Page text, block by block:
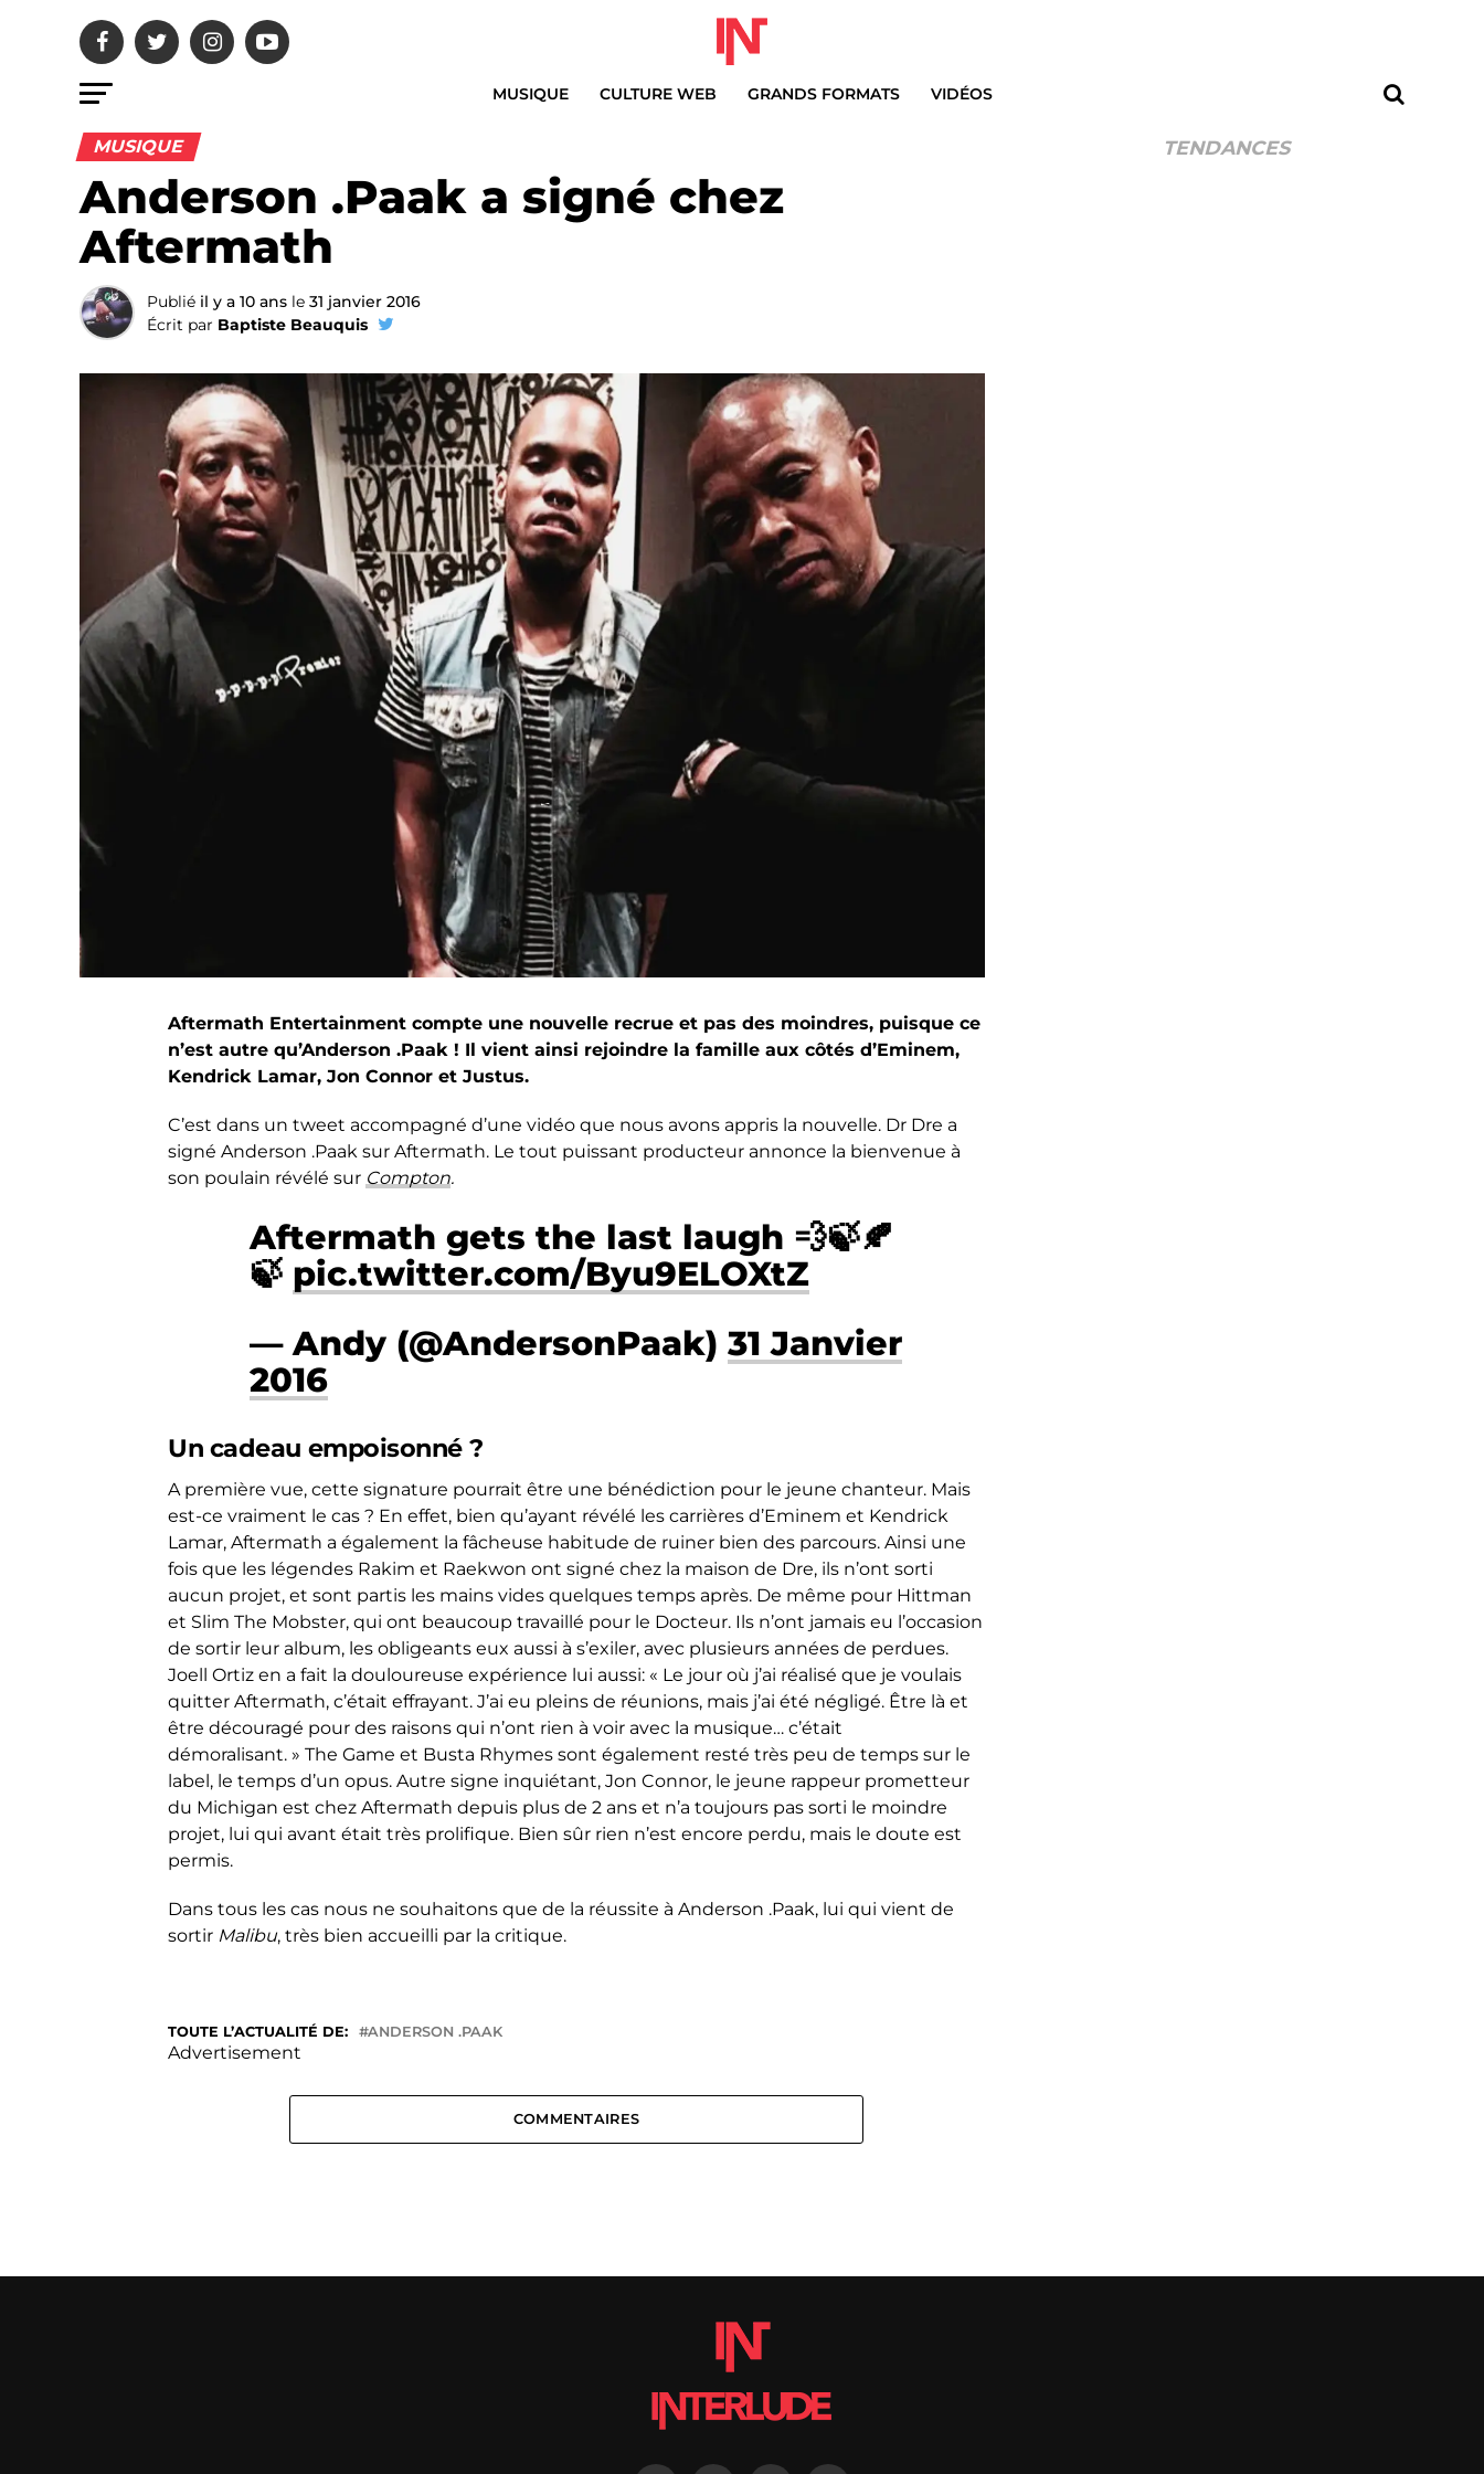
MUSIQUE CULTURE WEB GRANDS FORMATS VIDÉOS
MUSIQUE
Anderson .Paak a signé chez
Aftermath
Publié il y a 10 ans le 31 janvier 2016
Écrit par Baptiste Beauquis
Aftermath Entertainment compte une nouvelle recrue et pas des moindres, puisque ce
n’est autre qu’Anderson .Paak ! Il vient ainsi rejoindre la famille aux côtés d’Eminem,
Kendrick Lamar, Jon Connor et Justus.
C’est dans un tweet accompagné d’une vidéo que nous avons appris la nouvelle. Dr Dre a
signé Anderson .Paak sur Aftermath. Le tout puissant producteur annonce la bienvenue à
son poulain révélé sur Compton.
Aftermath gets the last laugh 💨🍃🍂
🍃 pic.twitter.com/Byu9ELOXtZ
— Andy (@AndersonPaak) 31 Janvier
2016
Un cadeau empoisonné ?
A première vue, cette signature pourrait être une bénédiction pour le jeune chanteur. Mais
est-ce vraiment le cas ? En effet, bien qu’ayant révélé les carrières d’Eminem et Kendrick
Lamar, Aftermath a également la fâcheuse habitude de ruiner bien des parcours. Ainsi une
fois que les légendes Rakim et Raekwon ont signé chez la maison de Dre, ils n’ont sorti
aucun projet, et sont partis les mains vides quelques temps après. De même pour Hittman
et Slim The Mobster, qui ont beaucoup travaillé pour le Docteur. Ils n’ont jamais eu l’occasion
de sortir leur album, les obligeants eux aussi à s’exiler, avec plusieurs années de perdues.
Joell Ortiz en a fait la douloureuse expérience lui aussi: « Le jour où j’ai réalisé que je voulais
quitter Aftermath, c’était effrayant. J’ai eu pleins de réunions, mais j’ai été négligé. Être là et
être découragé pour des raisons qui n’ont rien à voir avec la musique… c’était
démoralisant. » The Game et Busta Rhymes sont également resté très peu de temps sur le
label, le temps d’un opus. Autre signe inquiétant, Jon Connor, le jeune rappeur prometteur
du Michigan est chez Aftermath depuis plus de 2 ans et n’a toujours pas sorti le moindre
projet, lui qui avant était très prolifique. Bien sûr rien n’est encore perdu, mais le doute est
permis.
Dans tous les cas nous ne souhaitons que de la réussite à Anderson .Paak, lui qui vient de
sortir Malibu, très bien accueilli par la critique.
TOUTE L’ACTUALITÉ DE: ANDERSON .PAAK
Advertisement
COMMENTAIRES
TENDANCES